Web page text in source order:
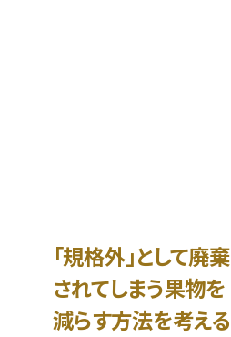
「規格外」として廃棄
されてしまう果物を
減らす方法を考える